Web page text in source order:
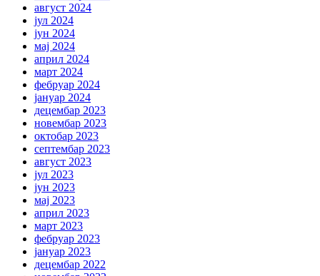
август 2024
јул 2024
јун 2024
мај 2024
април 2024
март 2024
фебруар 2024
јануар 2024
децембар 2023
новембар 2023
октобар 2023
септембар 2023
август 2023
јул 2023
јун 2023
мај 2023
април 2023
март 2023
фебруар 2023
јануар 2023
децембар 2022